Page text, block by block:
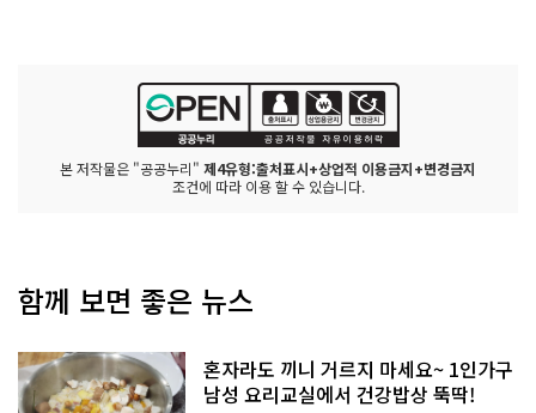
본 저작물은 "공공누리" 제4유형:출처표시+상업적 이용금지+변경금지
조건에 따라 이용 할 수 있습니다.
함께 보면 좋은 뉴스
혼자라도 끼니 거르지 마세요~ 1인가구
남성 요리교실에서 건강밥상 뚝딱!